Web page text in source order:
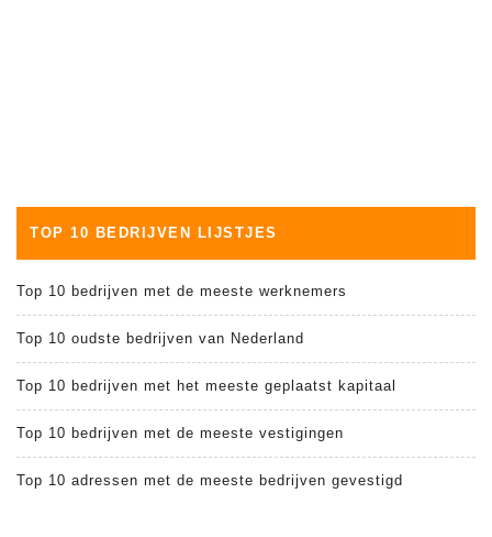
TOP 10 BEDRIJVEN LIJSTJES
Top 10 bedrijven met de meeste werknemers
Top 10 oudste bedrijven van Nederland
Top 10 bedrijven met het meeste geplaatst kapitaal
Top 10 bedrijven met de meeste vestigingen
Top 10 adressen met de meeste bedrijven gevestigd